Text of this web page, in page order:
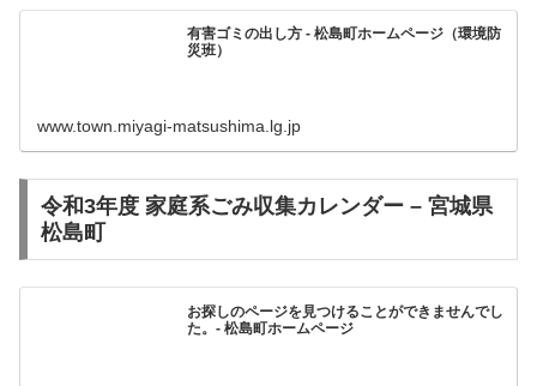
有害ゴミの出し方 - 松島町ホームページ（環境防
災班）
www.town.miyagi-matsushima.lg.jp
令和3年度 家庭系ごみ収集カレンダー – 宮城県
松島町
お探しのページを見つけることができませんでし
た。- 松島町ホームページ